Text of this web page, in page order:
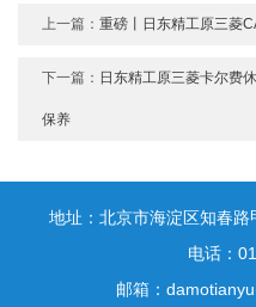
上一篇：重磅丨日东精工原三菱
下一篇： 日东精工原三菱卡尔费
保养
地址：北京市海淀区知春
电话：
邮箱：